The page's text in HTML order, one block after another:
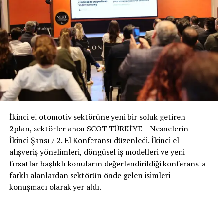
İkinci el otomotiv sektörüne yeni bir soluk getiren
2plan, sektörler arası SCOT TÜRKİYE – Nesnelerin
İkinci Şansı / 2. El Konferansı düzenledi. İkinci el
alışveriş yönelimleri, döngüsel iş modelleri ve yeni
fırsatlar başlıklı konuların değerlendirildiği konferansta
farklı alanlardan sektörün önde gelen isimleri
konuşmacı olarak yer aldı.